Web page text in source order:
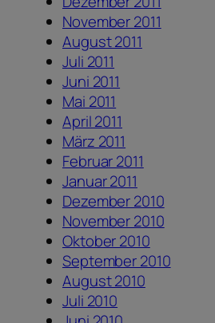
November 2011
August 2011
Juli 2011
Juni 2011
Mai 2011
April 2011
März 2011
Februar 2011
Januar 2011
Dezember 2010
November 2010
Oktober 2010
September 2010
August 2010
Juli 2010